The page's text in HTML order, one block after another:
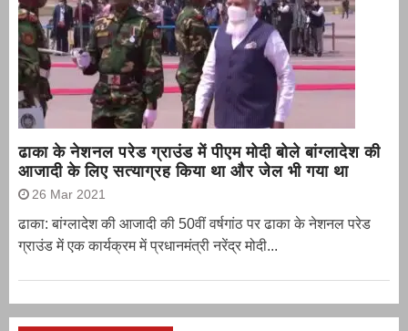
ढाका के नेशनल परेड ग्राउंड में पीएम मोदी बोले बांग्लादेश की
आजादी के लिए सत्याग्रह किया था और जेल भी गया था
26 Mar 2021
ढाका: बांग्लादेश की आजादी की 50वीं वर्षगांठ पर ढाका के नेशनल परेड
ग्राउंड में एक कार्यक्रम में प्रधानमंत्री नरेंद्र मोदी...